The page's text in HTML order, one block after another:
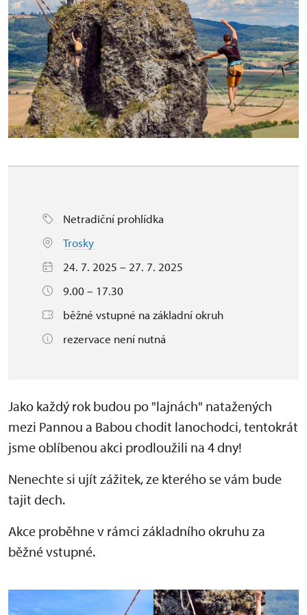
Netradiční prohlídka
Trosky
24. 7. 2025 – 27. 7. 2025
9.00 – 17.30
běžné vstupné na základní okruh
rezervace není nutná
Jako každý rok budou po "lajnách" natažených
mezi Pannou a Babou chodit lanochodci, tentokrát
jsme oblíbenou akci prodloužili na 4 dny!
Nenechte si ujít zážitek, ze kterého se vám bude
tajit dech.
Akce proběhne v rámci základního okruhu za
běžné vstupné.